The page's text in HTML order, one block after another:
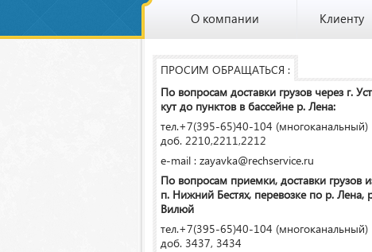
О компании Клиенту
ПРОСИМ ОБРАЩАТЬСЯ :
По вопросам доставки грузов через г.
кут до пунктов в бассейне р. Лена:
тел.+7(395-65)40-104 (многоканальный)
доб. 2210,2211,2212
e-mail : zayavka@rechservice.ru
По вопросам приемки, доставки грузов
п. Нижний Бестях, перевозке по р. Лена,
Вилюй
тел.+7(395-65)40-104 (многоканальный)
доб. 3437, 3434